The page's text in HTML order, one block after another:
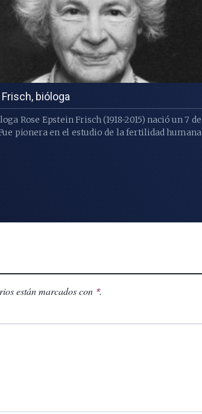
bióloga
Rose Epstein Frisch (1918-2015) nació un 7 de
pionera en el estudio de la fertilidad humana
están marcados con *.